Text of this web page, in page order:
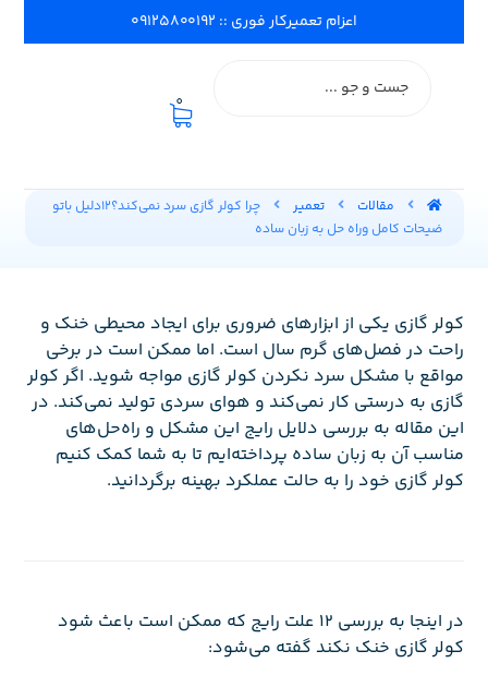
اعزام تعمیرکار فوری :: ۰۹۱۲۵۸۰۰۱۹۲
0
مقالات تعمیر
چرا کولر گازی سرد نمی‌کند؟12دلیل باتو
ضیحات کامل وراه حل به زبان ساده
کولر گازی یکی از ابزارهای ضروری برای ایجاد محیطی خنک و
راحت در فصل‌های گرم سال است. اما ممکن است در برخی
مواقع با مشکل سرد نکردن کولر گازی مواجه شوید. اگر کولر
گازی به درستی کار نمی‌کند و هوای سردی تولید نمی‌کند. در
این مقاله به بررسی دلایل رایج این مشکل و راه‌حل‌های
مناسب آن به زبان ساده پرداخته‌ایم تا به شما کمک کنیم
کولر گازی خود را به حالت عملکرد بهینه برگردانید.
در اینجا به بررسی 12 علت رایج که ممکن است باعث شود
کولر گازی خنک نکند گفته می‌شود: